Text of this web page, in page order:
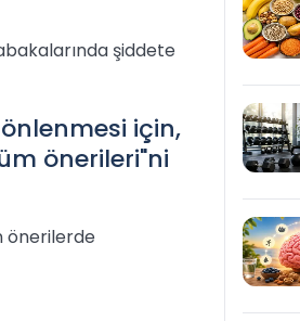
şiddete
için,
önerileri"ni
önerilerde